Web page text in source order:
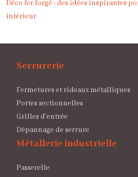
Déco fer forgé : des idées inspirantes
intérieur
Serrurerie
Fermetures et rideaux métalliques
Portes sectionnelles
Grilles d’entrée
Dépannage de serrure
Métallerie industrielle
Passerelle